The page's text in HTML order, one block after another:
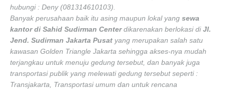
hubungi : Deny (081314610103).
Banyak perusahaan baik itu asing maupun lokal yang sewa
kantor di Sahid Sudirman Centerdikarenakan berlokasi diJl.
Jend. Sudirman Jakarta Pusat yang merupakan salah satu
kawasan Golden Triangle Jakarta sehingga akses-nya mudah
terjangkau untuk menuju gedung tersebut, dan banyak juga
transportasi publik yang melewati gedung tersebut seperti :
Transjakarta, Transportasi umum dan untuk rencana